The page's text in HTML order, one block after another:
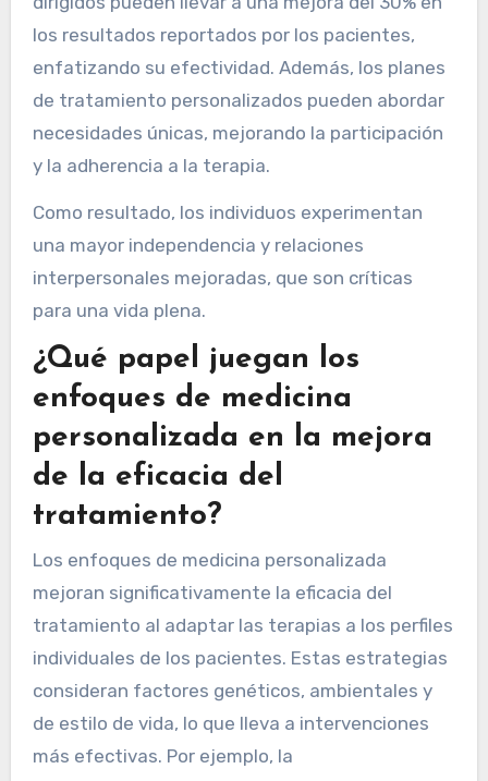
los resultados reportados por los pacientes,
enfatizando su efectividad. Además, los planes
de tratamiento personalizados pueden abordar
necesidades únicas, mejorando la participación
y la adherencia a la terapia.
Como resultado, los individuos experimentan
una mayor independencia y relaciones
interpersonales mejoradas, que son críticas
para una vida plena.
¿Qué papel juegan los
enfoques de medicina
personalizada en la mejora
de la eficacia del
tratamiento?
Los enfoques de medicina personalizada
mejoran significativamente la eficacia del
tratamiento al adaptar las terapias a los perfiles
individuales de los pacientes. Estas estrategias
consideran factores genéticos, ambientales y
de estilo de vida, lo que lleva a intervenciones
más efectivas. Por ejemplo, la